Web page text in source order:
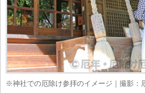
※神社での厄除け参拝のイメージ｜撮影：